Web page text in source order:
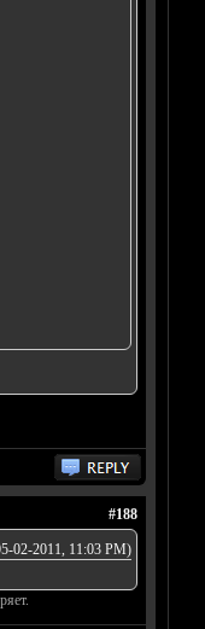
#188
02-2011, 11:03 PM)